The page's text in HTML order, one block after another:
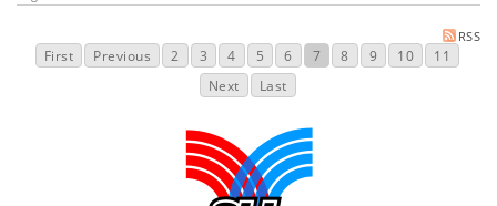
RSS
First Previous 2 3 4 5 6 7 8 9 10
11
Next
Last